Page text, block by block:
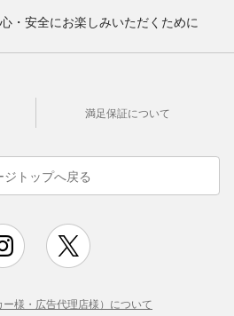
・安全にお楽しみいただくために
満足保証について
ジトップへ戻る
様・広告代理店様）について